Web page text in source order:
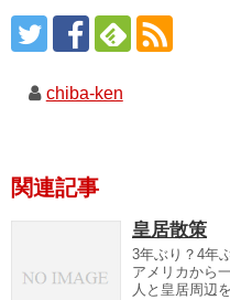
chiba-ken
関連記事
皇居散策
3年ぶり？4年
アメリカから
人と皇居周辺